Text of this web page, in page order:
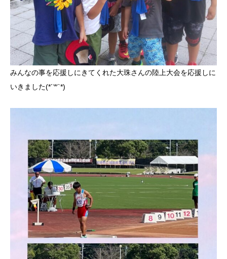
みんなの事を応援しにきてくれた大珠さんの陸上大会を応援しに
いきました(*´꒳`*)